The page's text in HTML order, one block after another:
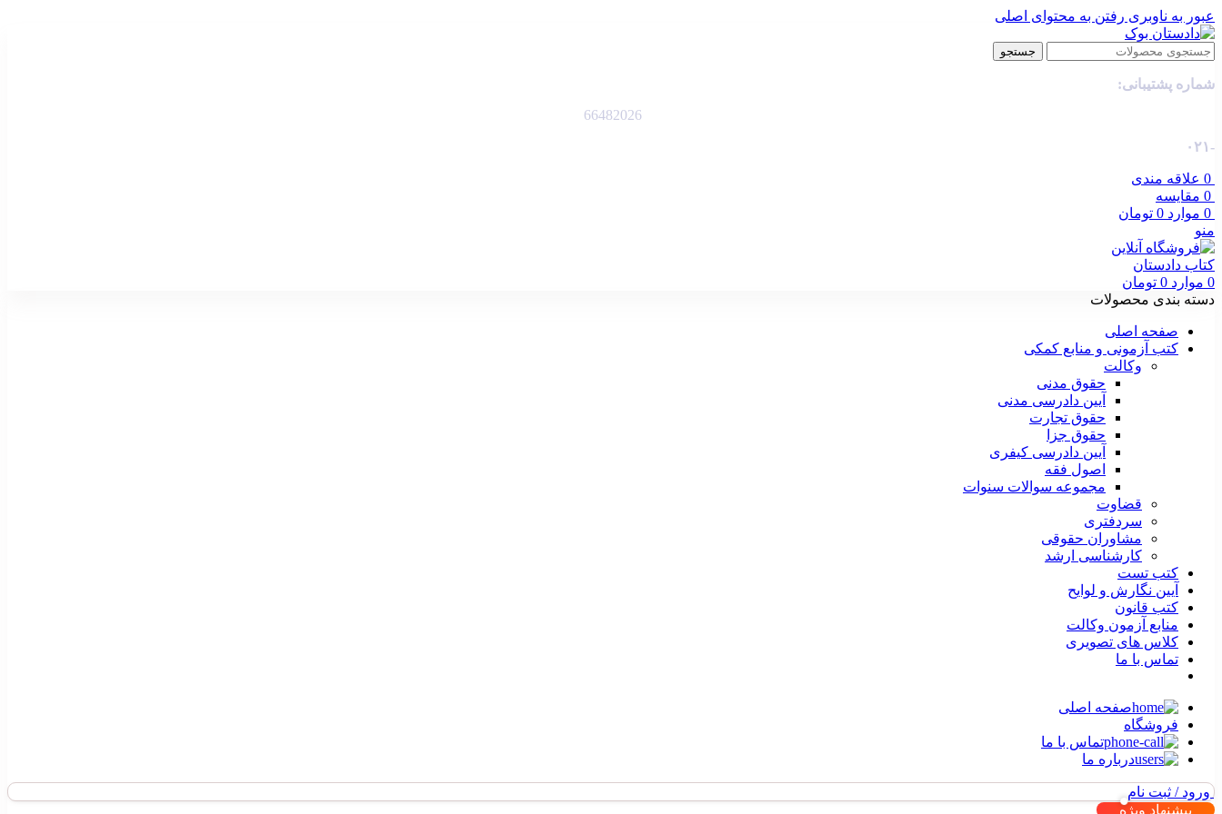
عبور به ناوبری رفتن به محتوای اصلی
جستجو
شماره پشتیبانی:
66482026
-۰۲۱
0 علاقه مندی
0 مقایسه
0 موارد 0 تومان
منو
0 موارد 0 تومان
دسته بندی محصولات
صفحه اصلی
کتب آزمونی و منابع کمکی
وکالت
حقوق مدنی
آیین دادرسی مدنی
حقوق تجارت
حقوق جزا
آیین دادرسی کیفری
اصول فقه
مجموعه سوالات سنوات
قضاوت
سردفتری
مشاوران حقوقی
کارشناسی ارشد
کتب تست
آیین نگارش و لوایح
کتب قانون
منابع آزمون وکالت
کلاس های تصویری
تماس با ما
صفحه اصلی
فروشگاه
تماس با ما
درباره ما
ورود / ثبت نام
پیشنهاد ویژه